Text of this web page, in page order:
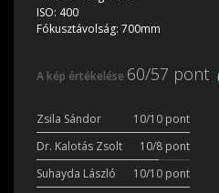
ISO: 400
Fókusztávolság: 700mm
A kép értékelése 60/57 pont
Zsila Sándor 10/10 pont
Dr. Kalotás Zsolt
10/8 pont
Suhayda László
10/10 pont